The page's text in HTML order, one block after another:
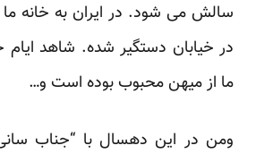
سالش می شود. در ایران به خانه
در خیابان دستگیر شده. شاهد ایام
ما از میهن محبوب بوده است و…
ومن در این دهسال با “جناب